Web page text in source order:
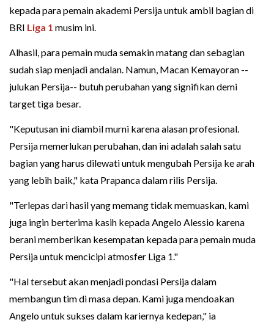
kepada para pemain akademi Persija untuk ambil bagian di
BRI Liga 1 musim ini.
Alhasil, para pemain muda semakin matang dan sebagian
sudah siap menjadi andalan. Namun, Macan Kemayoran --
julukan Persija-- butuh perubahan yang signifikan demi
target tiga besar.
"Keputusan ini diambil murni karena alasan profesional.
Persija memerlukan perubahan, dan ini adalah salah satu
bagian yang harus dilewati untuk mengubah Persija ke arah
yang lebih baik," kata Prapanca dalam rilis Persija.
"Terlepas dari hasil yang memang tidak memuaskan, kami
juga ingin berterima kasih kepada Angelo Alessio karena
berani memberikan kesempatan kepada para pemain muda
Persija untuk mencicipi atmosfer Liga 1."
"Hal tersebut akan menjadi pondasi Persija dalam
membangun tim di masa depan. Kami juga mendoakan
Angelo untuk sukses dalam kariernya kedepan," ia